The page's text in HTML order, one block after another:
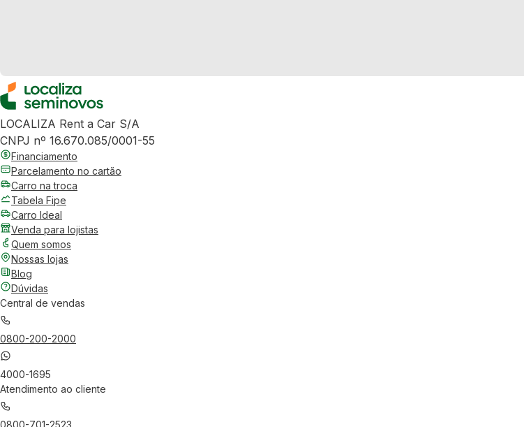
LOCALIZA Rent a Car S/A
CNPJ nº 16.670.085/0001-55
Financiamento
Parcelamento no cartão
Carro na troca
Tabela Fipe
Carro Ideal
Venda para lojistas
Quem somos
Nossas lojas
Blog
Dúvidas
Central de vendas
0800-200-2000
4000-1695
Atendimento ao cliente
0800-701-2523